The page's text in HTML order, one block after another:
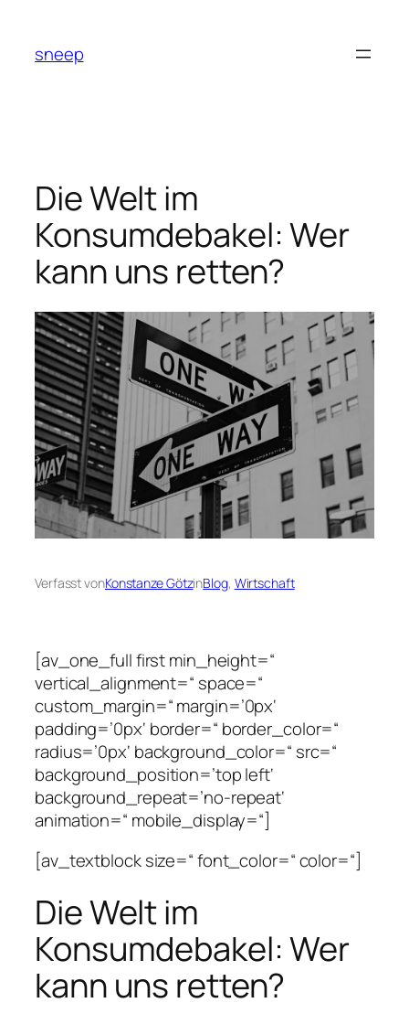
springen
sneep
Die Welt im
Konsumdebakel: Wer
kann uns retten?
Verfasst vonKonstanze GötzinBlog, Wirtschaft
[av_one_full first min_height=“
vertical_alignment=“ space=“
custom_margin=“ margin=’0px‘
padding=’0px‘ border=“ border_color=“
radius=’0px‘ background_color=“ src=“
background_position=’top left‘
background_repeat=’no-repeat‘
animation=“ mobile_display=“]
[av_textblock size=“ font_color=“ color=“]
Die Welt im
Konsumdebakel: Wer
kann uns retten?